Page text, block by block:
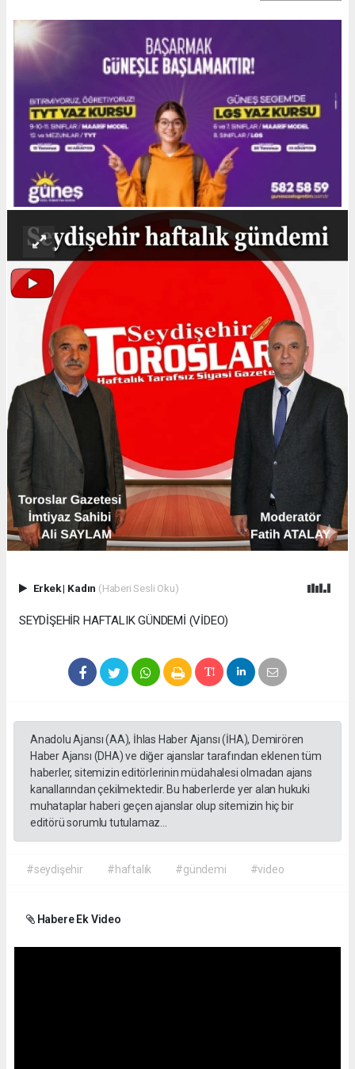
Erkek| Kadın (Haberi Sesli Oku)
SEYDİŞEHİR HAFTALIK GÜNDEMİ (VİDEO)
Anadolu Ajansı (AA), İhlas Haber Ajansı (İHA), Demirören
Haber Ajansı (DHA) ve diğer ajanslar tarafından eklenen tüm
haberler, sitemizin editörlerinin müdahalesi olmadan ajans
kanallarından çekilmektedir. Bu haberlerde yer alan hukuki
muhataplar haberi geçen ajanslar olup sitemizin hiç bir
editörü sorumlu tutulamaz...
#seydişehir #haftalık #gündemi #video
Habere Ek Video